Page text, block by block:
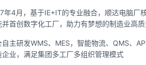
年4月，基于IE+IT的专业融合，顺达电脑厂
并首创数字化工厂，助力有梦想的制造业高
自主研发WMS、MES，智能物流、QMS、
企业，满足集团多工厂多组织管理模式